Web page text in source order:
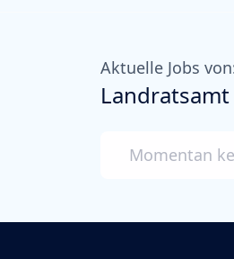
Aktuelle Jobs
Momentan